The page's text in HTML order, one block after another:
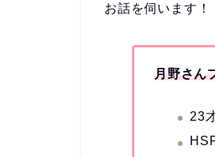
お話を伺います！
月野さん
23